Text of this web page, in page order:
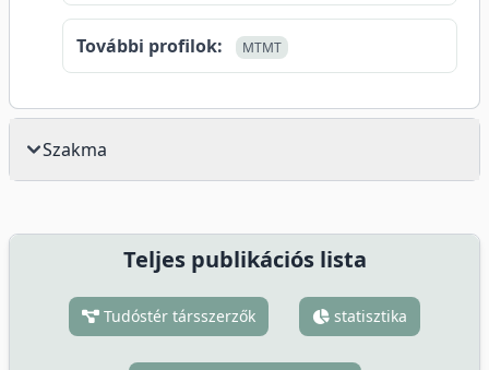
További profilok: MTMT
Szakma
Teljes publikációs lista
Tudóstér társszerzők statisztika